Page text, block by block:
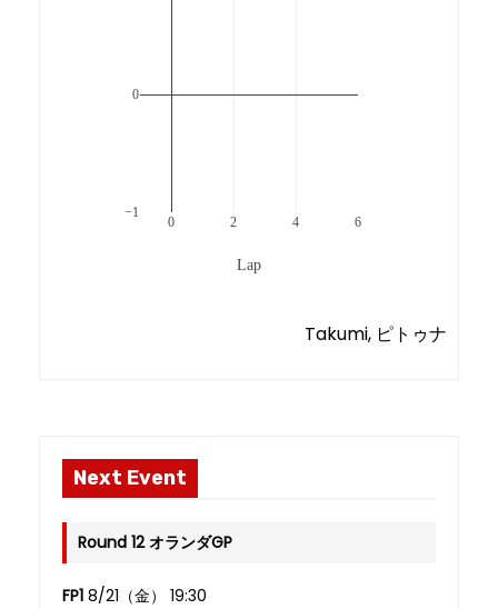
0 2 4 6
−1
0
Lap
Takumi, ピトゥナ
Next Event
Round 12 オランダGP
FP1 8/21（金） 19:30